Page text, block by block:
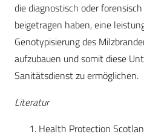
die diagnostisch oder
beigetragen haben, eine
Genotypisierung des
aufzubauen und somit diese
Sanitätsdienst zu ermöglichen.
Literatur
Health Protection